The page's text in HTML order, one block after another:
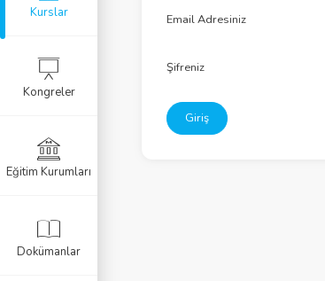
Email Adresiniz
Şifreniz
Giriş
Kurslar
Kongreler
Eğitim Kurumları
Dokümanlar
Kursu